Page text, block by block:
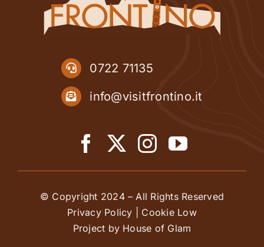
0722 71135
info@visitfrontino.it
© Copyright 2024 – All Rights Reserved
Privacy Policy
Cookie Low
Project by House of Glam